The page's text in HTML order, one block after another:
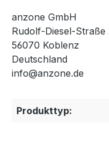
anzone GmbH
Rudolf-Diesel-Straße
56070 Koblenz
Deutschland
info@anzone.de
Produkttyp: